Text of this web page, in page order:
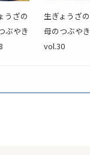
うざの
ぶやき
生ぎょうざの
母のつぶやき
vol.30